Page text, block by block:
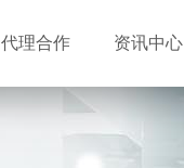
代理合作 资讯中心